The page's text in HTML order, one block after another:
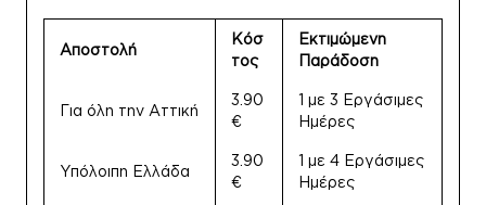
Αποστολή
Κόσ
τος
Εκτιμώμενη
Παράδοση
Για όλη την Αττική
3.90
€
1 με 3 Εργάσιμες
Ημέρες
Υπόλοιπη Ελλάδα
3.90
€
1 με 4 Εργάσιμες
Ημέρες